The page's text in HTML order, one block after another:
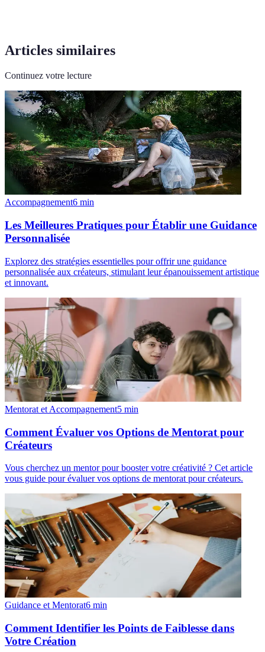
Articles similaires
Continuez votre lecture
Accompagnement6 min
Les Meilleures Pratiques pour Établir une Guidance
Personnalisée
Explorez des stratégies essentielles pour offrir une guidance
personnalisée aux créateurs, stimulant leur épanouissement artistique
et innovant.
Mentorat et Accompagnement5 min
Comment Évaluer vos Options de Mentorat pour
Créateurs
Vous cherchez un mentor pour booster votre créativité ? Cet article
vous guide pour évaluer vos options de mentorat pour créateurs.
Guidance et Mentorat6 min
Comment Identifier les Points de Faiblesse dans
Votre Création